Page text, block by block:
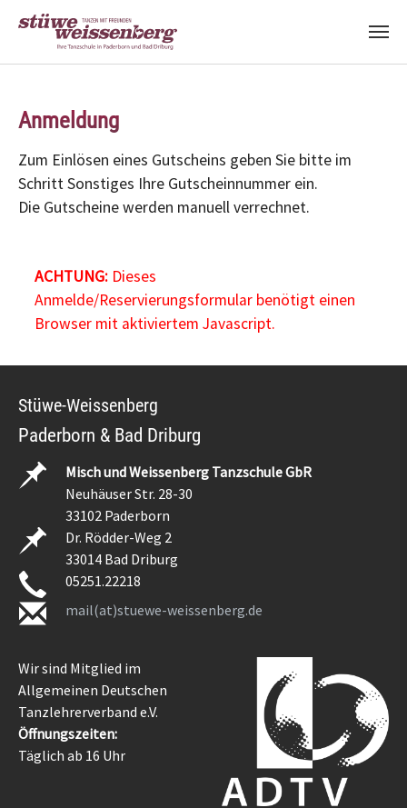
Anmeldung
Zum Einlösen eines Gutscheins geben Sie bitte im
Schritt Sonstiges Ihre Gutscheinnummer ein.
Die Gutscheine werden manuell verrechnet.
ACHTUNG:Dieses
Anmelde/Reservierungsformular benötigt einen
Browser mit aktiviertem Javascript.
Stüwe-Weissenberg
Paderborn & Bad Driburg
Misch und Weissenberg Tanzschule GbR
Neuhäuser Str. 28-30
33102 Paderborn
Dr. Rödder-Weg 2
33014 Bad Driburg
05251.22218
mail(at)stuewe-weissenberg.de
Wir sind Mitglied im
Allgemeinen Deutschen
Tanzlehrerverband e.V.
Öffnungszeiten:
Täglich ab 16 Uhr